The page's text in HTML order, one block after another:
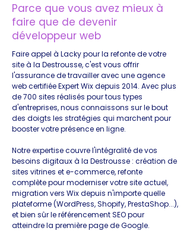
Parce que vous avez mieux à
faire que de devenir
développeur web
Faire appel à Lacky pour la refonte de votre
site à la Destrousse, c'est vous offrir
l'assurance de travailler avec une agence
web certifiée Expert Wix depuis 2014. Avec plus
de 700 sites réalisés pour tous types
d'entreprises, nous connaissons sur le bout
des doigts les stratégies qui marchent pour
booster votre présence en ligne.
Notre expertise couvre l'intégralité de vos
besoins digitaux à la Destrousse : création de
sites vitrines et e-commerce, refonte
complète pour moderniser votre site actuel,
migration vers Wix depuis n'importe quelle
plateforme (WordPress, Shopify, PrestaShop...),
et bien sûr le référencement SEO pour
atteindre la première page de Google.